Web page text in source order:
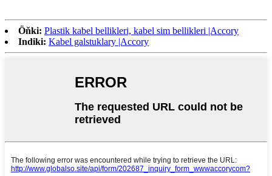
Öňki: Plastik kabel bellikleri, kabel sim bellikleri |Accory
Indiki: Kabel galstuklary |Accory